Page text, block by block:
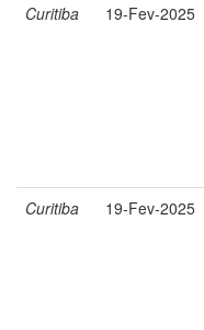
Curitiba 19-Fev-2025
Curitiba 19-Fev-2025